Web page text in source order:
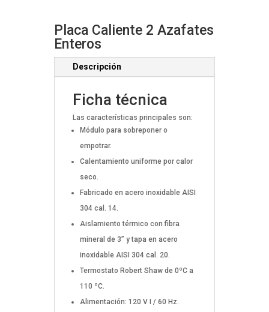
Placa Caliente 2 Azafates
Enteros
Descripción
Ficha técnica
Las características principales son:
Módulo para sobreponer o
empotrar.
Calentamiento uniforme por calor
seco.
Fabricado en acero inoxidable AISI
304 cal. 14.
Aislamiento térmico con fibra
mineral de 3” y tapa en acero
inoxidable AISI 304 cal. 20.
Termostato Robert Shaw de 0ºC a
110 ºC.
Alimentación: 120 V I / 60 Hz.